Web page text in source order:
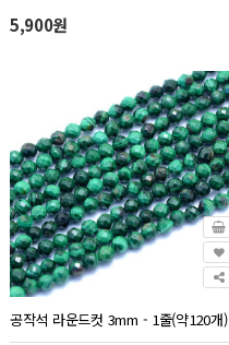
5,900원
공작석 라운드컷 3mm - 1줄(약120개)